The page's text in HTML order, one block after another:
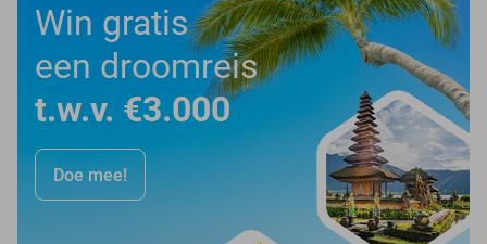
Win gratis
een droomreis
t.w.v. €3.000
Doe mee!